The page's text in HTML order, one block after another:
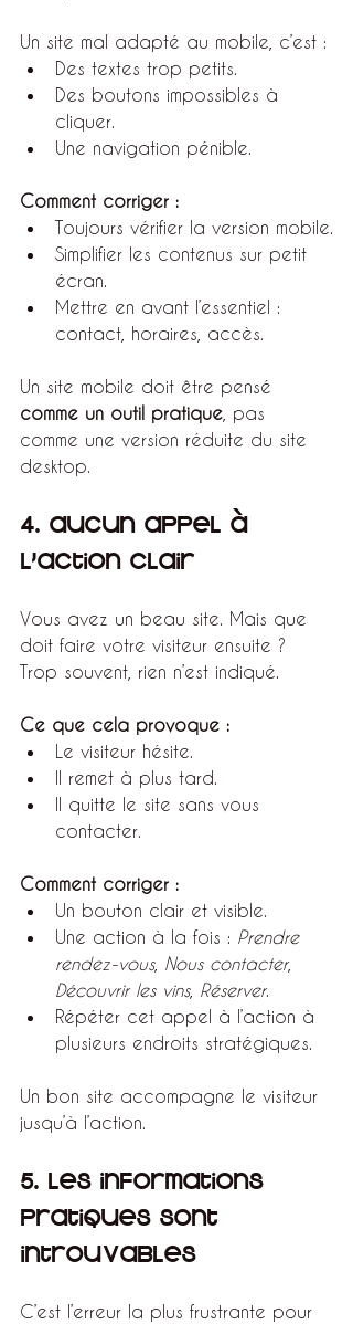
Un site mal adapté au mobile, c’est :
Des textes trop petits.
Des boutons impossibles à
cliquer.
Une navigation pénible.
Comment corriger :
Toujours vérifier la version mobile.
Simplifier les contenus sur petit
écran.
Mettre en avant l’essentiel :
contact, horaires, accès.
Un site mobile doit être pensé
comme un outil pratique , pas
comme une version réduite du site
desktop.
4. Aucun appel à
l’action clair
Vous avez un beau site. Mais que
doit faire votre visiteur ensuite ?
Trop souvent, rien n’est indiqué.
Ce que cela provoque :
Le visiteur hésite.
Il remet à plus tard.
Il quitte le site sans vous
contacter.
Comment corriger :
Un bouton clair et visible.
Une action à la fois : Prendre
rendez-vous, Nous contacter,
Découvrir les vins, Réserver.
Répéter cet appel à l’action à
plusieurs endroits stratégiques.
Un bon site accompagne le visiteur
jusqu’à l’action.
5. Les informations
pratiques sont
introuvables
C’est l’erreur la plus frustrante pour